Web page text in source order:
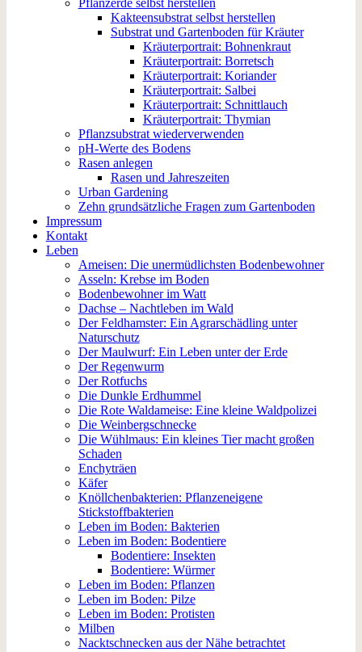
Pflanzerde selbst herstellen
Kakteensubstrat selbst herstellen
Substrat und Gartenboden für Kräuter
Kräuterportrait: Bohnenkraut
Kräuterportrait: Borretsch
Kräuterportrait: Koriander
Kräuterportrait: Salbei
Kräuterportrait: Schnittlauch
Kräuterportrait: Thymian
Pflanzsubstrat wiederverwenden
pH-Werte des Bodens
Rasen anlegen
Rasen und Jahreszeiten
Urban Gardening
Zehn grundsätzliche Fragen zum Gartenboden
Impressum
Kontakt
Leben
Ameisen: Die unermüdlichsten Bodenbewohner
Asseln: Krebse im Boden
Bodenbewohner im Watt
Dachse – Nachtleben im Wald
Der Feldhamster: Ein Agrarschädling unter
Naturschutz
Der Maulwurf: Ein Leben unter der Erde
Der Regenwurm
Der Rotfuchs
Die Dunkle Erdhummel
Die Rote Waldameise: Eine kleine Waldpolizei
Die Weinbergschnecke
Die Wühlmaus: Ein kleines Tier macht großen
Schaden
Enchyträen
Käfer
Knöllchenbakterien: Pflanzeneigene
Stickstoffbakterien
Leben im Boden: Bakterien
Leben im Boden: Bodentiere
Bodentiere: Insekten
Bodentiere: Würmer
Leben im Boden: Pflanzen
Leben im Boden: Pilze
Leben im Boden: Protisten
Milben
Nacktschnecken aus der Nähe betrachtet